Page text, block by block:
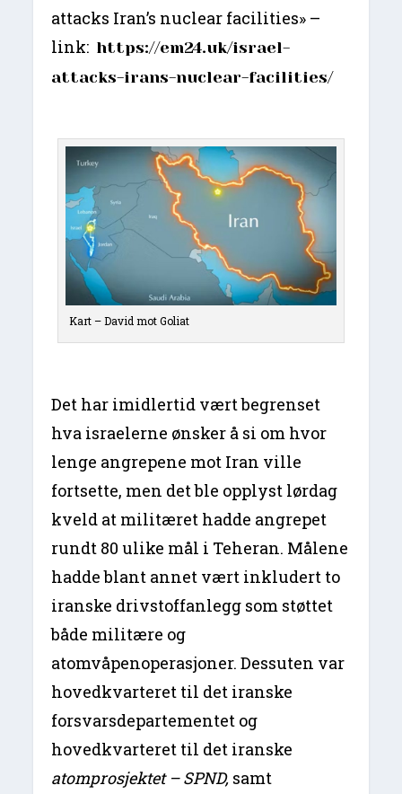
attacks Iran’s nuclear facilities» –
link: https://em24.uk/israel-
attacks-irans-nuclear-facilities/
Kart – David mot Goliat
Det har imidlertid vært begrenset
hva israelerne ønsker å si om hvor
lenge angrepene mot Iran ville
fortsette, men det ble opplyst lørdag
kveld at militæret hadde angrepet
rundt 80 ulike mål i Teheran. Målene
hadde blant annet vært inkludert to
iranske drivstoffanlegg som støttet
både militære og
atomvåpenoperasjoner. Dessuten var
hovedkvarteret til det iranske
forsvarsdepartementet og
hovedkvarteret til det iranske
atomprosjektet – SPND, samt